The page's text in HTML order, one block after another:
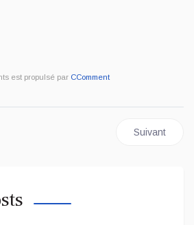
est propulsé par CComment
: Ngoy Kasanji impute la crise à l’ère
Article
Suivant